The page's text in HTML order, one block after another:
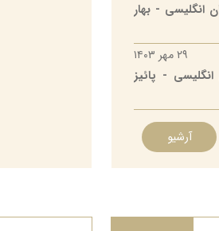
انگلیسی - بهار
۲۹ مهر ۱۴۰۳
انگلیسی - پائیز
آرشیو